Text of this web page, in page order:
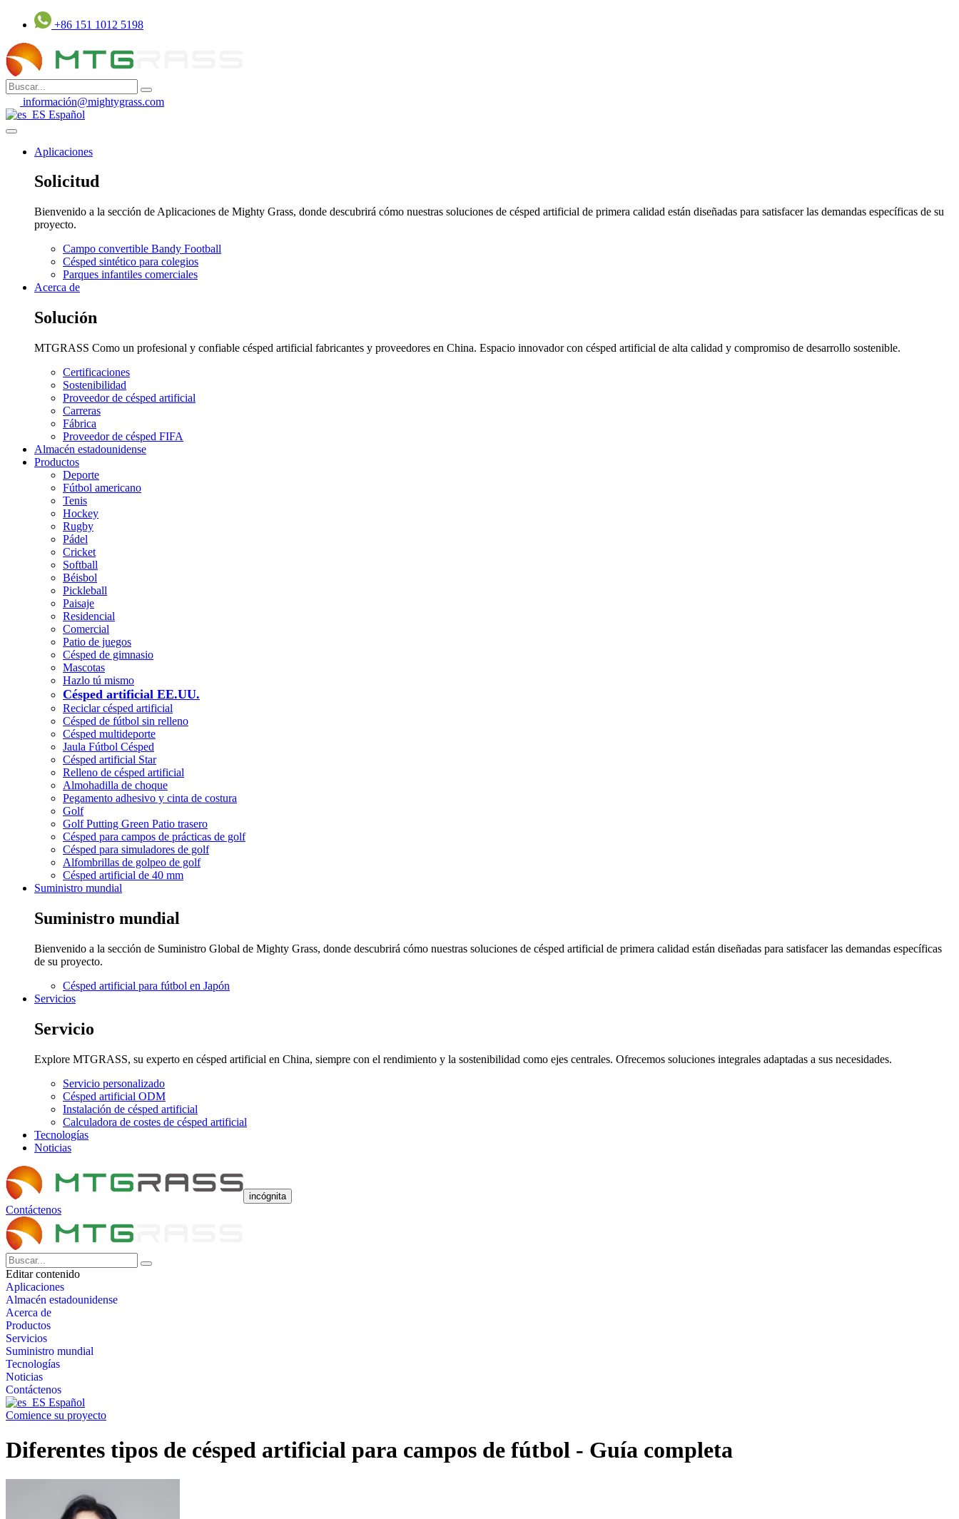
contenido
+86 151 1012 5198
información@mightygrass.com
Español
Aplicaciones
Solicitud
Bienvenido a la sección de Aplicaciones de Mighty Grass, donde descubrirá cómo nuestras soluciones de césped artificial de primera calidad están diseñadas para satisfacer las demandas específicas de su
proyecto.
Campo convertible Bandy Football
Césped sintético para colegios
Parques infantiles comerciales
Acerca de
Solución
MTGRASS Como un profesional y confiable césped artificial fabricantes y proveedores en China. Espacio innovador con césped artificial de alta calidad y compromiso de desarrollo sostenible.
Certificaciones
Sostenibilidad
Proveedor de césped artificial
Carreras
Fábrica
Proveedor de césped FIFA
Almacén estadounidense
Productos
Deporte
Fútbol americano
Tenis
Hockey
Rugby
Pádel
Cricket
Softball
Béisbol
Pickleball
Paisaje
Residencial
Comercial
Patio de juegos
Césped de gimnasio
Mascotas
Hazlo tú mismo
Césped artificial EE.UU.
Reciclar césped artificial
Césped de fútbol sin relleno
Césped multideporte
Jaula Fútbol Césped
Césped artificial Star
Relleno de césped artificial
Almohadilla de choque
Pegamento adhesivo y cinta de costura
Golf
Golf Putting Green Patio trasero
Césped para campos de prácticas de golf
Césped para simuladores de golf
Alfombrillas de golpeo de golf
Césped artificial de 40 mm
Suministro mundial
Suministro mundial
Bienvenido a la sección de Suministro Global de Mighty Grass, donde descubrirá cómo nuestras soluciones de césped artificial de primera calidad están diseñadas para satisfacer las demandas específicas
de su proyecto.
Césped artificial para fútbol en Japón
Servicios
Servicio
Explore MTGRASS, su experto en césped artificial en China, siempre con el rendimiento y la sostenibilidad como ejes centrales. Ofrecemos soluciones integrales adaptadas a sus necesidades.
Servicio personalizado
Césped artificial ODM
Instalación de césped artificial
Calculadora de costes de césped artificial
Tecnologías
Noticias
incógnita
Contáctenos
Editar contenido
Aplicaciones
Almacén estadounidense
Acerca de
Productos
Servicios
Suministro mundial
Tecnologías
Noticias
Contáctenos
Español
Comience su proyecto
Diferentes tipos de césped artificial para campos de fútbol - Guía completa